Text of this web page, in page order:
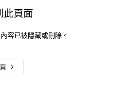
此頁面
容已被隱藏或刪除。